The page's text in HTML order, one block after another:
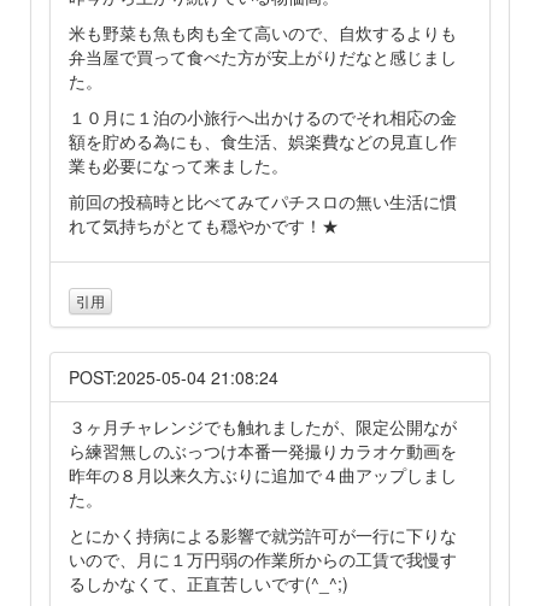
米も野菜も魚も肉も全て高いので、自炊するよりも
弁当屋で買って食べた方が安上がりだなと感じまし
た。
１０月に１泊の小旅行へ出かけるのでそれ相応の金
額を貯める為にも、食生活、娯楽費などの見直し作
業も必要になって来ました。
前回の投稿時と比べてみてパチスロの無い生活に慣
れて気持ちがとても穏やかです！★
引用
POST:2025-05-04 21:08:24
３ヶ月チャレンジでも触れましたが、限定公開なが
ら練習無しのぶっつけ本番一発撮りカラオケ動画を
昨年の８月以来久方ぶりに追加で４曲アップしまし
た。
とにかく持病による影響で就労許可が一行に下りな
いので、月に１万円弱の作業所からの工賃で我慢す
るしかなくて、正直苦しいです(^_^;)